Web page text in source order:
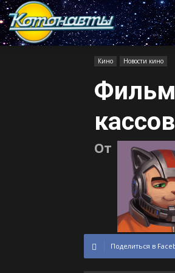
Котонавты
Кино Новости кино
От
Поделиться в